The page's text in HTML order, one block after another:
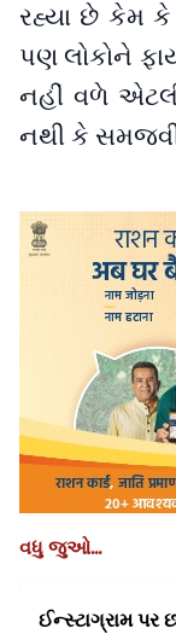
રહ્યા છે કેમ કે
પણ લોકોને
નહીં વળે એટલી
નથી કે
વધુ જુઓ...
ઈન્સ્ટાગ્રામ પર